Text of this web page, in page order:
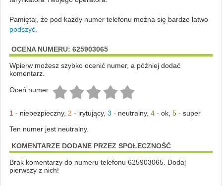
Pamiętaj, że pod każdy numer telefonu można się bardzo łatwo
podszyć.
OCENA NUMERU: 625903065
Wpierw możesz szybko ocenić numer, a później dodać
komentarz.
Oceń numer:
1 - niebezpieczny, 2 - irytujący, 3 - neutralny, 4- ok, 5- super
Ten numer jest neutralny.
KOMENTARZE DODANE PRZEZ SPOŁECZNOŚĆ
Brak komentarzy do numeru telefonu 625903065. Dodaj
pierwszy z nich!